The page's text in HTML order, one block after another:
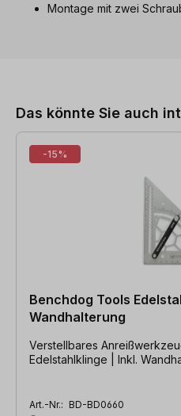
Montage mit zwei
Das könnte Sie auch
-15%
Benchdog Tools
Wandhalterung
Verstellbares
Edelstahlklinge | Inkl.
Art.-Nr.: BD-BD0660